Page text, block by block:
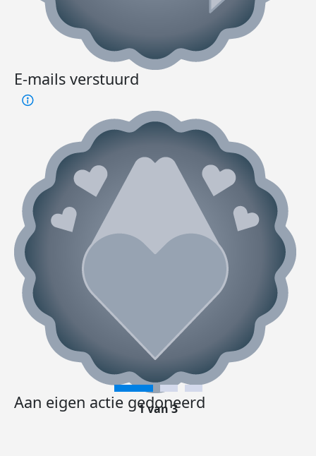
E-mails verstuurd
Aan eigen actie gedoneerd
1 van 3